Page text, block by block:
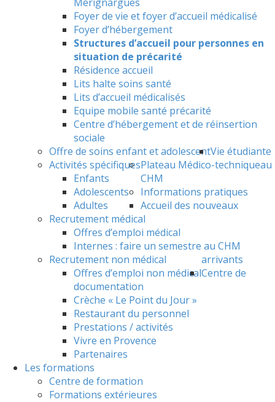
Foyer de vie et foyer d’accueil médicalisé
Foyer d’hébergement
Structures d’accueil pour personnes en
situation de précarité
Résidence accueil
Lits halte soins santé
Lits d’accueil médicalisés
Equipe mobile santé précarité
Centre d’hébergement et de réinsertion
sociale
Offre de soins enfant et adolescent
Activités spécifiques
Enfants
Adolescents
Adultes
Plateau Médico-technique
Recrutement médical
Offres d’emploi médical
Internes : faire un semestre au CHM
Vie étudiante
au
CHM
Recrutement non médical
Offres d’emploi non médical
Informations pratiques
Accueil des nouveaux
arrivants
Centre de
documentation
Crèche « Le Point du Jour »
Restaurant du personnel
Prestations / activités
Vivre en Provence
Partenaires
Les formations
Centre de formation
Formations extérieures